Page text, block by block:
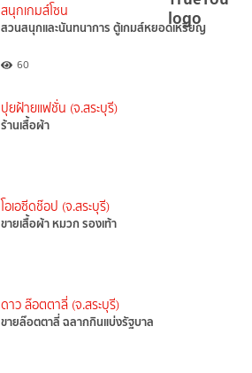
สนุกเกมส์โซน
สวนสนุกและนันทนาการ ตู้เกมส์หยอดเหรียญ
60
ปุยฝ้ายแฟชั่น (จ.สระบุรี)
ร้านเสื้อผ้า
โอเอซีดช๊อป (จ.สระบุรี)
ขายเสื้อผ้า หมวก รองเท้า
ดาว ล๊อตตาลี่ (จ.สระบุรี)
ขายล๊อตตาลี่ ฉลากกินแบ่งรัฐบาล